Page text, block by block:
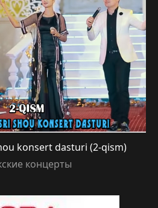
konsert dasturi (2-qism)
концерты